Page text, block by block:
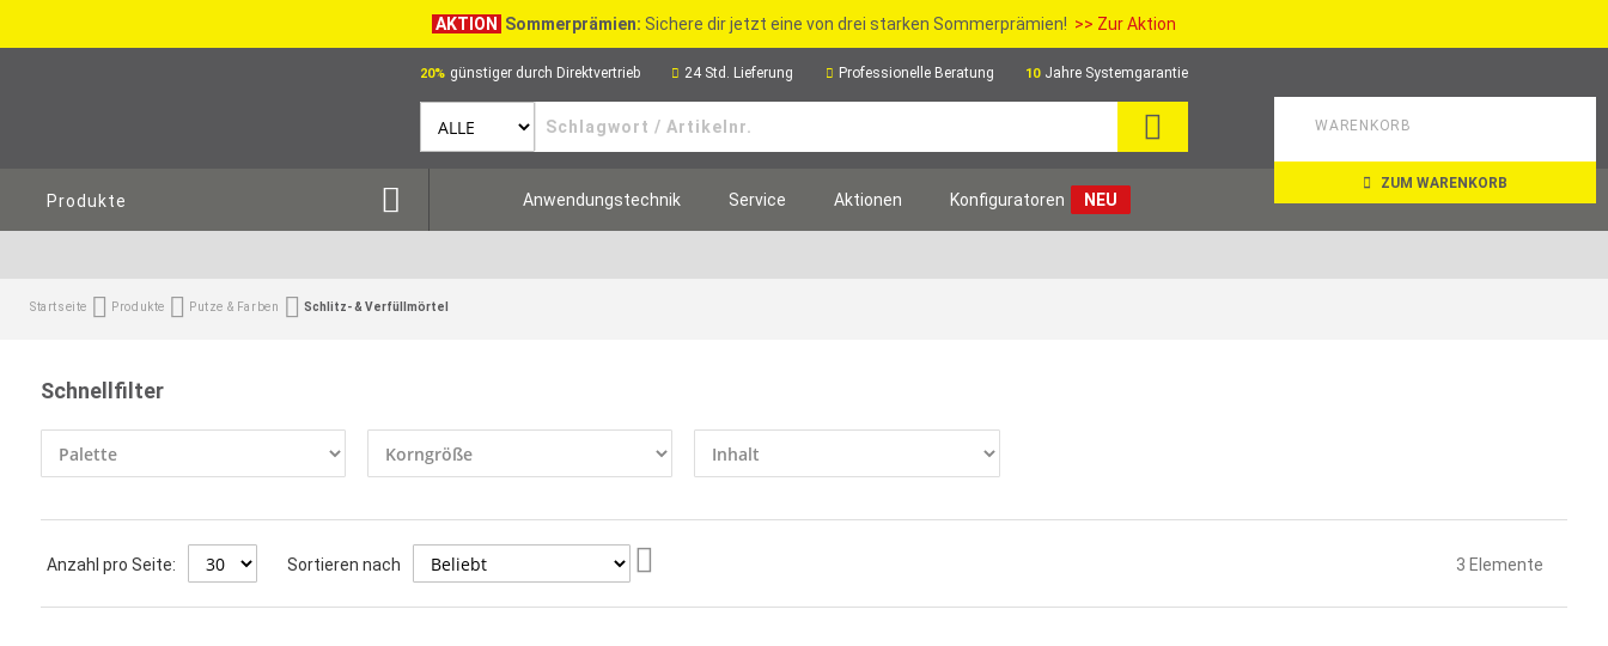
AKTION Sommerprämien: Sichere dir jetzt eine von drei starken Sommerprämien! >> Zur Aktion
20% günstiger durch Direktvertrieb 24 Std. Lieferung Professionelle Beratung 10 Jahre Systemgarantie
WARENKORB
ZUM WARENKORB
Produkte Anwendungstechnik Service Aktionen Konfiguratoren NEU
Startseite Produkte Putze & Farben Schlitz- & Verfüllmörtel
Schnellfilter
Anzahl pro Seite: Sortieren nach 3 Elemente